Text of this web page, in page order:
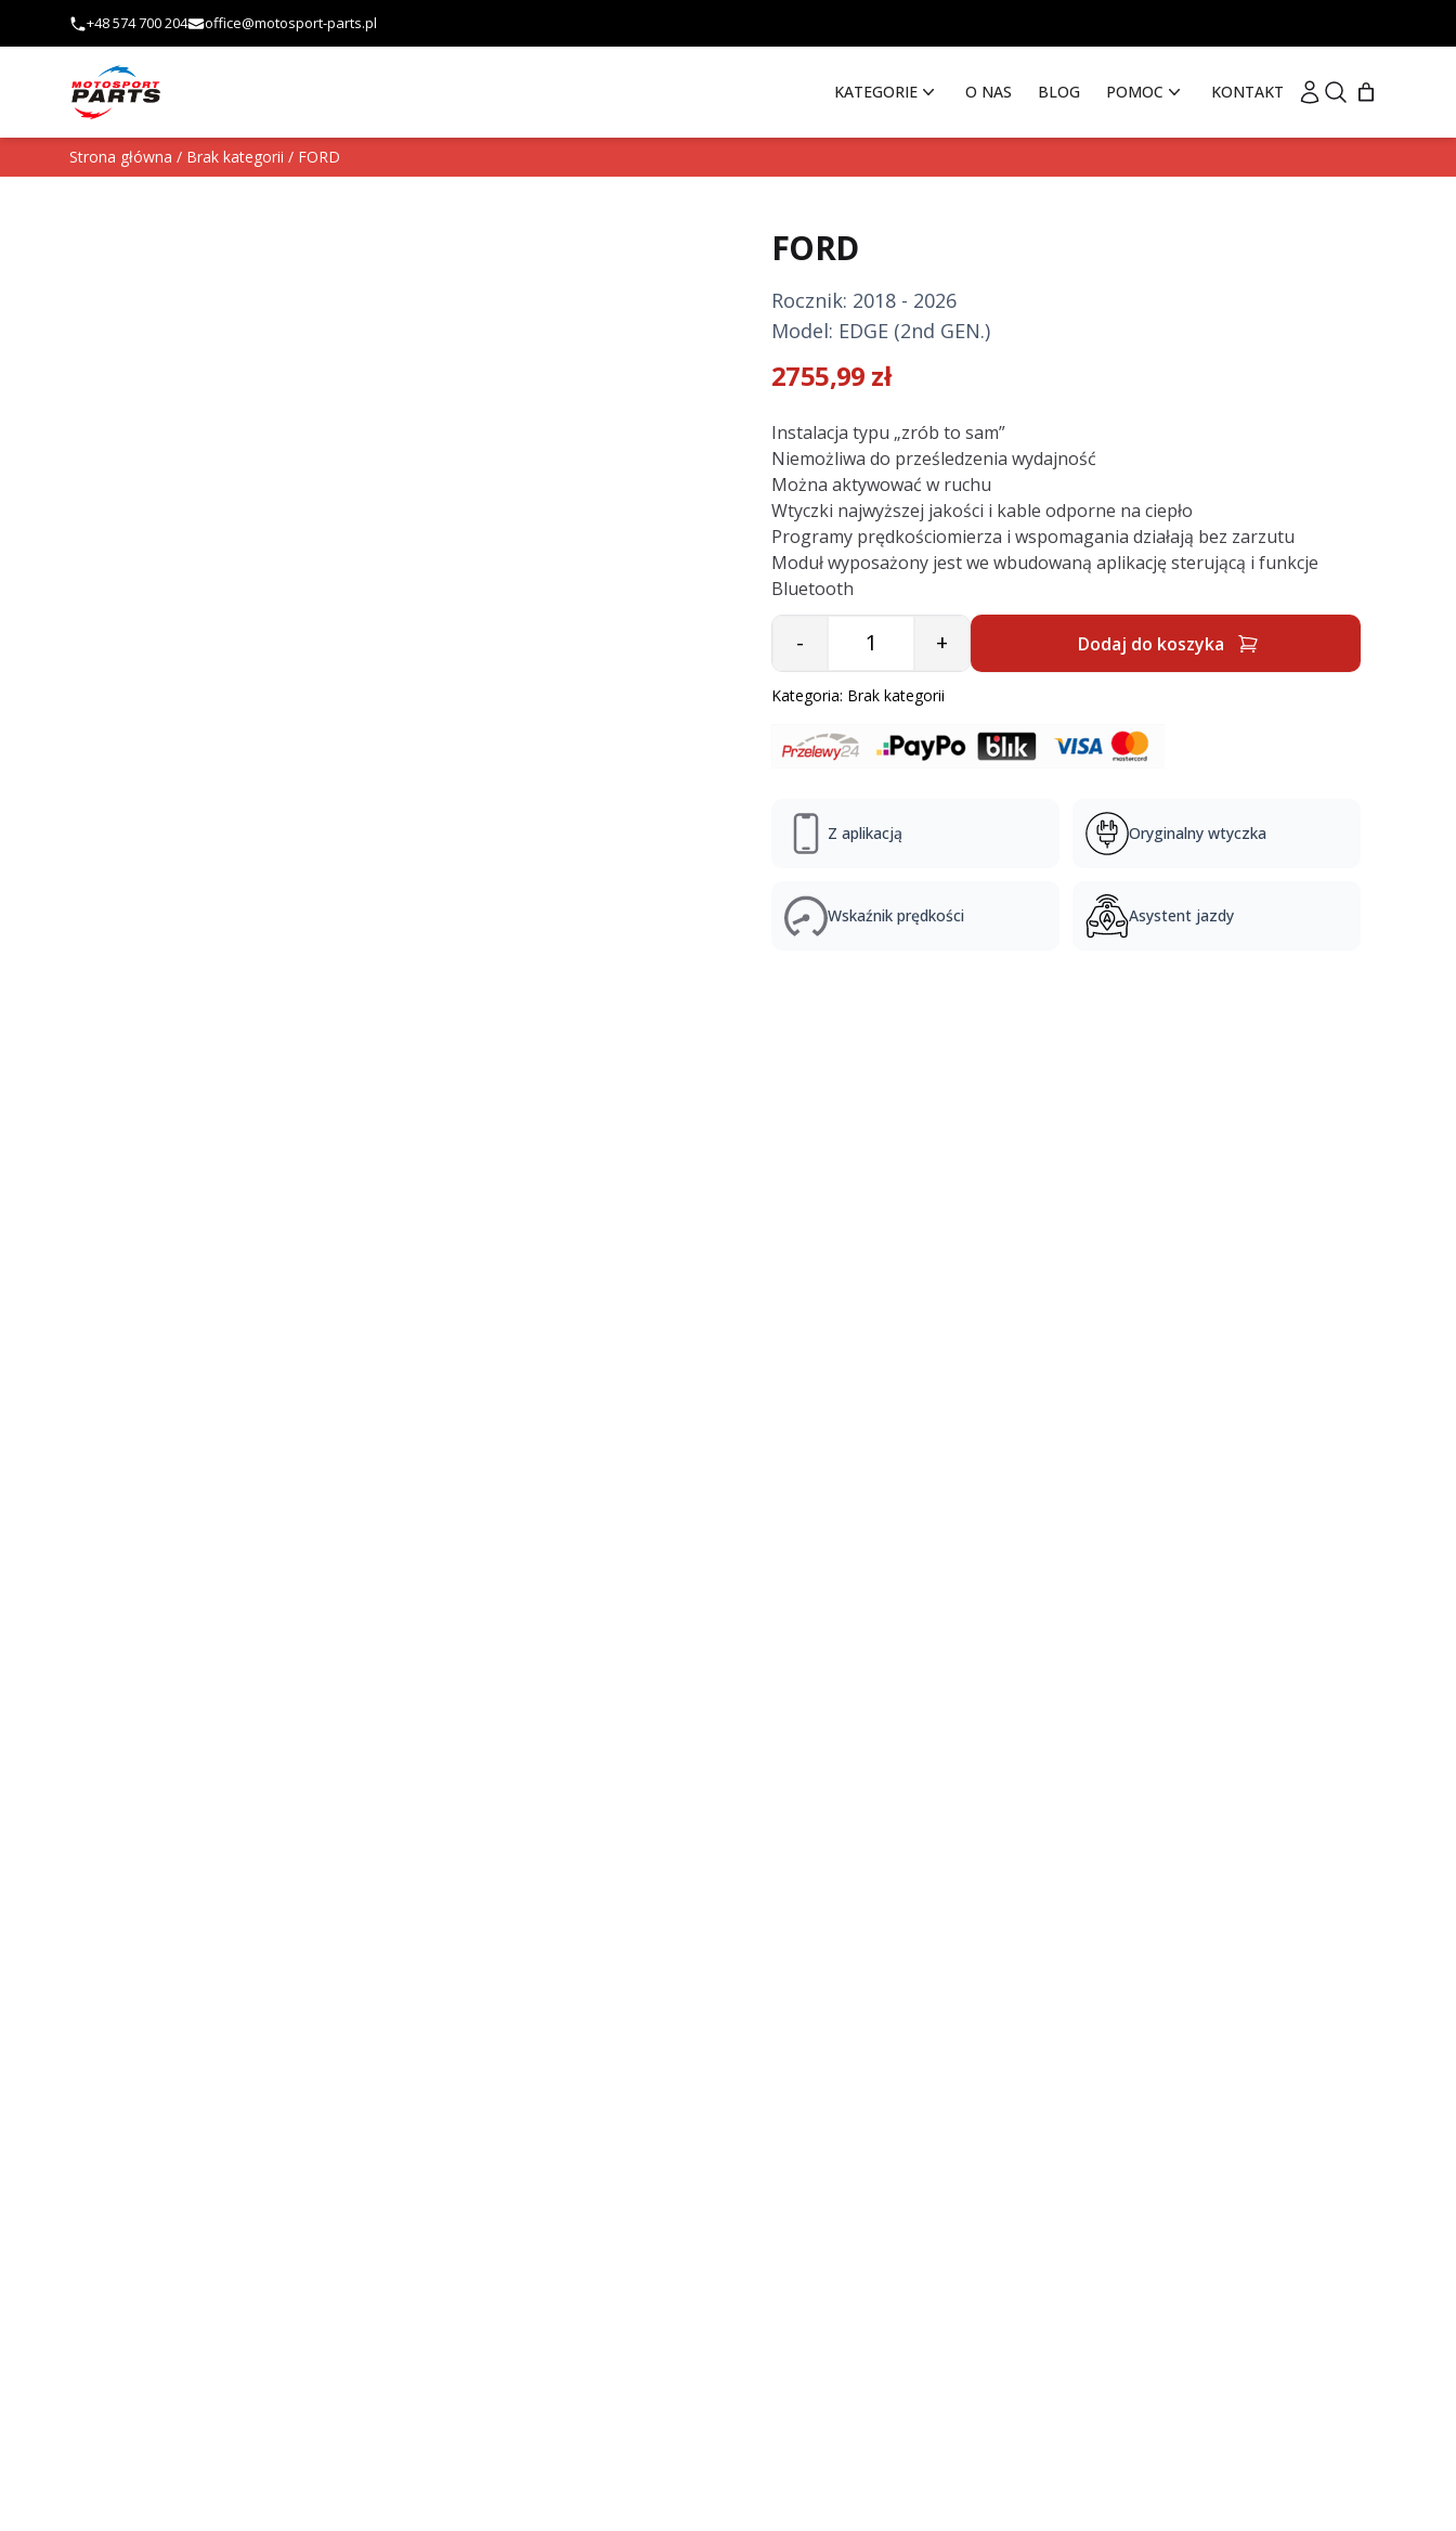
Przejdź do treści+48 574 700 204 office@motosport-parts.pl
KATEGORIE O NAS BLOG POMOC KONTAKT Moje konto
Szukaj
Strona główna / Brak kategorii / FORD
FORD
Rocznik: 2018 - 2026
Model: EDGE (2nd GEN.)
2755,99 zł
Description
Instalacja typu „zrób to sam”
Niemożliwa do prześledzenia wydajność
Można aktywować w ruchu
Wtyczki najwyższej jakości i kable odporne na ciepło
Programy prędkościomierza i wspomagania działają bez zarzutu
Moduł wyposażony jest we wbudowaną aplikację sterującą i funkcje
Bluetooth
Quantity
- + Dodaj do koszyka
Kategoria: Brak kategorii
Z aplikacją Oryginalny wtyczka
Wskaźnik prędkości Asystent jazdy